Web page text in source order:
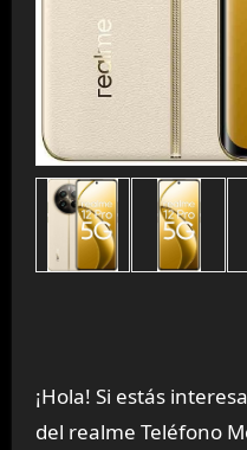
¡Hola! Si estás
del realme Teléfono